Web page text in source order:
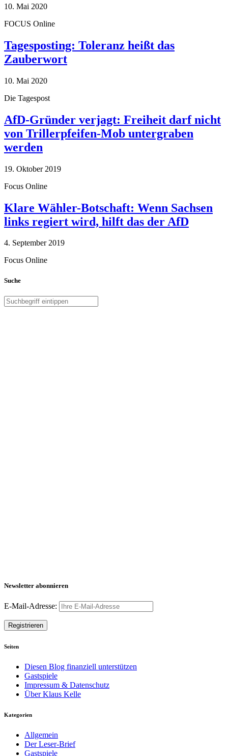
10. Mai 2020
FOCUS Online
Tagesposting: Toleranz heißt das
Zauberwort
10. Mai 2020
Die Tagespost
AfD-Gründer verjagt: Freiheit darf nicht
von Trillerpfeifen-Mob untergraben
werden
19. Oktober 2019
Focus Online
Klare Wähler-Botschaft: Wenn Sachsen
links regiert wird, hilft das der AfD
4. September 2019
Focus Online
Suche
Newsletter abonnieren
E-Mail-Adresse:
Seiten
Diesen Blog finanziell unterstützen
Gastspiele
Impressum & Datenschutz
Über Klaus Kelle
Kategorien
Allgemein
Der Leser-Brief
Gastspiele